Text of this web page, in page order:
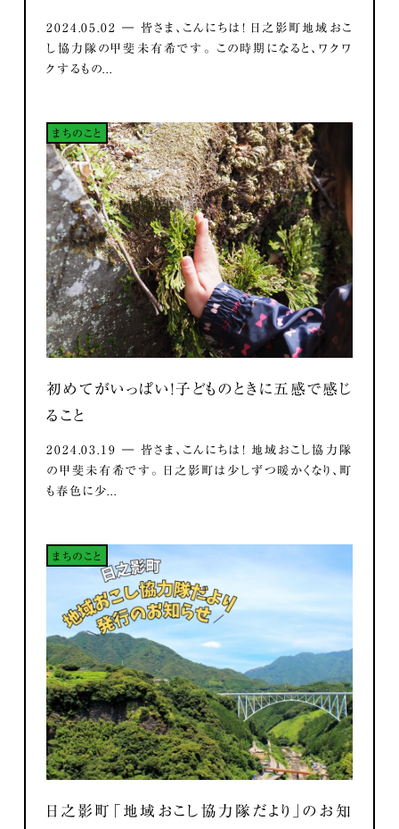
2024.05.02 ― 皆さま、こんにちは！ 日之影町地域おこ
し協力隊の甲斐未有希です。 この時期になると、ワクワ
クするもの...
まちのこと
初めてがいっぱい！子どものときに五感で感じ
ること
2024.03.19 ― 皆さま、こんにちは！ 地域おこし協力隊
の甲斐未有希です。 日之影町は少しずつ暖かくなり、町
も春色に少...
まちのこと
日之影町「地域おこし協力隊だより」のお知